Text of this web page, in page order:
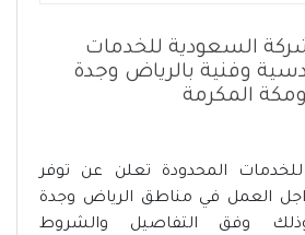
السعودية للخدمات
وفنية بالرياض وجدة
ومكة المكرمة
المحدودة تعلن عن توفر
العمل في مناطق الرياض وجدة
وفق التفاصيل والشروط